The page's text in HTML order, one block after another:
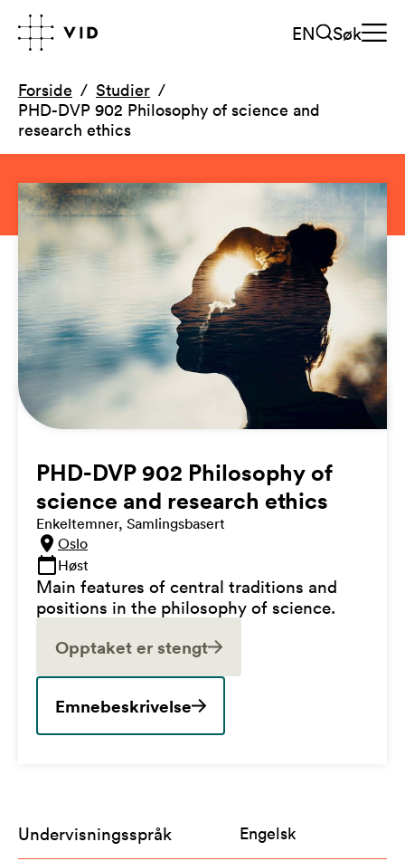
EN Søk
Forside
Studier
PHD-DVP 902 Philosophy of science and
research ethics
PHD-DVP 902 Philosophy of
science and research ethics
Enkeltemner, Samlingsbasert
Oslo
Høst
Main features of central traditions and
positions in the philosophy of science.
Opptaket er stengt
Emnebeskrivelse
Undervisningsspråk Engelsk